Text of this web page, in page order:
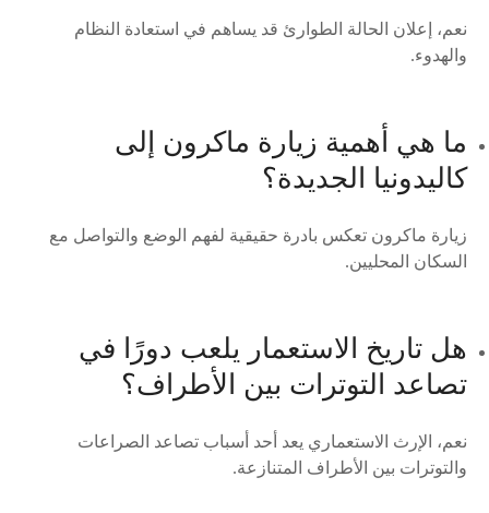
نعم، إعلان الحالة الطوارئ قد يساهم في استعادة النظام
والهدوء.
ما هي أهمية زيارة ماكرون إلى
كاليدونيا الجديدة؟
زيارة ماكرون تعكس بادرة حقيقية لفهم الوضع والتواصل مع
السكان المحليين.
هل تاريخ الاستعمار يلعب دورًا في
تصاعد التوترات بين الأطراف؟
نعم، الإرث الاستعماري يعد أحد أسباب تصاعد الصراعات
والتوترات بين الأطراف المتنازعة.